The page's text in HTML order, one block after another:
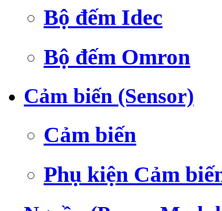
Bộ đếm Idec
Bộ đếm Omron
Cảm biến (Sensor)
Cảm biến
Phụ kiện Cảm